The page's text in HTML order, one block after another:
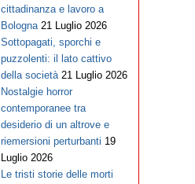
cittadinanza e lavoro a
Bologna 21 Luglio 2026
Sottopagati, sporchi e
puzzolenti: il lato cattivo
della società 21 Luglio 2026
Nostalgie horror
contemporanee tra
desiderio di un altrove e
riemersioni perturbanti 19
Luglio 2026
Le tristi storie delle morti